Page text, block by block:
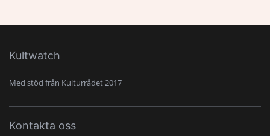
Kultwatch
Med stöd från Kulturrådet 2017
Kontakta oss